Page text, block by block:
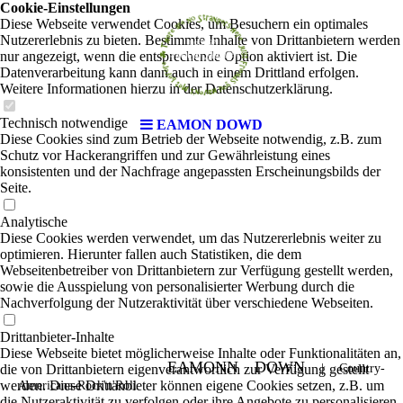
EAMON DOWD
EAMONN DOWN|Country-
Americana-Rock'n'Roll
Cookie-Einstellungen
Diese Webseite verwendet Cookies, um Besuchern ein optimales
Nutzererlebnis zu bieten. Bestimmte Inhalte von Drittanbietern werden
nur angezeigt, wenn die entsprechende Option aktiviert ist. Die
Datenverarbeitung kann dann auch in einem Drittland erfolgen.
Weitere Informationen hierzu in der Datenschutzerklärung.
Technisch notwendige
Diese Cookies sind zum Betrieb der Webseite notwendig, z.B. zum
Schutz vor Hackerangriffen und zur Gewährleistung eines
konsistenten und der Nachfrage angepassten Erscheinungsbilds der
Seite.
Analytische
Diese Cookies werden verwendet, um das Nutzererlebnis weiter zu
optimieren. Hierunter fallen auch Statistiken, die dem
Webseitenbetreiber von Drittanbietern zur Verfügung gestellt werden,
sowie die Ausspielung von personalisierter Werbung durch die
Nachverfolgung der Nutzeraktivität über verschiedene Webseiten.
Drittanbieter-Inhalte
Diese Webseite bietet möglicherweise Inhalte oder Funktionalitäten an,
die von Drittanbietern eigenverantwortlich zur Verfügung gestellt
werden. Diese Drittanbieter können eigene Cookies setzen, z.B. um